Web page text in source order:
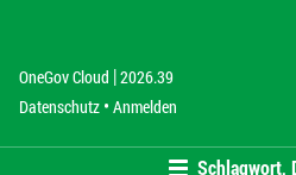
Schlagwort,
OneGov Cloud (External Link)
|2026.39
Datenschutz (External Link)
Anmelden